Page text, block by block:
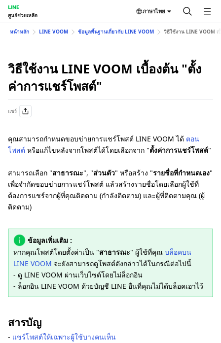
LINE
ศูนย์ช่วยเหลือ
ภาษาไทย
หน้าหลัก LINE VOOM ข้อมูลพื้นฐานเกี่ยวกับ LINE VOOM วิธีใช้งาน LINE VOOM
วิธีใช้งาน LINE VOOM เบื้องต้น "ตั้ง
ค่าการแชร์โพสต์"
แชร์
คุณสามารถกำหนดขอบข่ายการแชร์โพสต์ LINE VOOM ได้ ตอน
โพสต์ หรือแก้ไขหลังจากโพสต์ได้โดยเลือกจาก "ตั้งค่าการแชร์โพสต์"
สามารถเลือก "สาธารณะ", "ส่วนตัว" หรือสร้าง "รายชื่อที่กำหนดเอง"
เพื่อจำกัดขอบข่ายการแชร์โพสต์ แล้วสร้างรายชื่อโดยเลือกผู้ใช้ที่
ต้องการแชร์จากผู้ที่คุณติดตาม (กำลังติดตาม) และผู้ที่ติดตามคุณ (ผู้
ติดตาม)
ข้อมูลเพิ่มเติม :
หากคุณโพสต์โดยตั้งค่าเป็น "สาธารณะ" ผู้ใช้ที่คุณ บล็อคบน
LINE VOOM จะยังสามารถดูโพสต์ดังกล่าวได้ในกรณีต่อไปนี้
- ดู LINE VOOM ผ่านเว็บไซต์โดยไม่ล็อกอิน
- ล็อกอิน LINE VOOM ด้วยบัญชี LINE อื่นที่คุณไม่ได้บล็อคเอาไว้
สารบัญ
- แชร์โพสต์ให้เฉพาะผู้ใช้บางคนเห็น